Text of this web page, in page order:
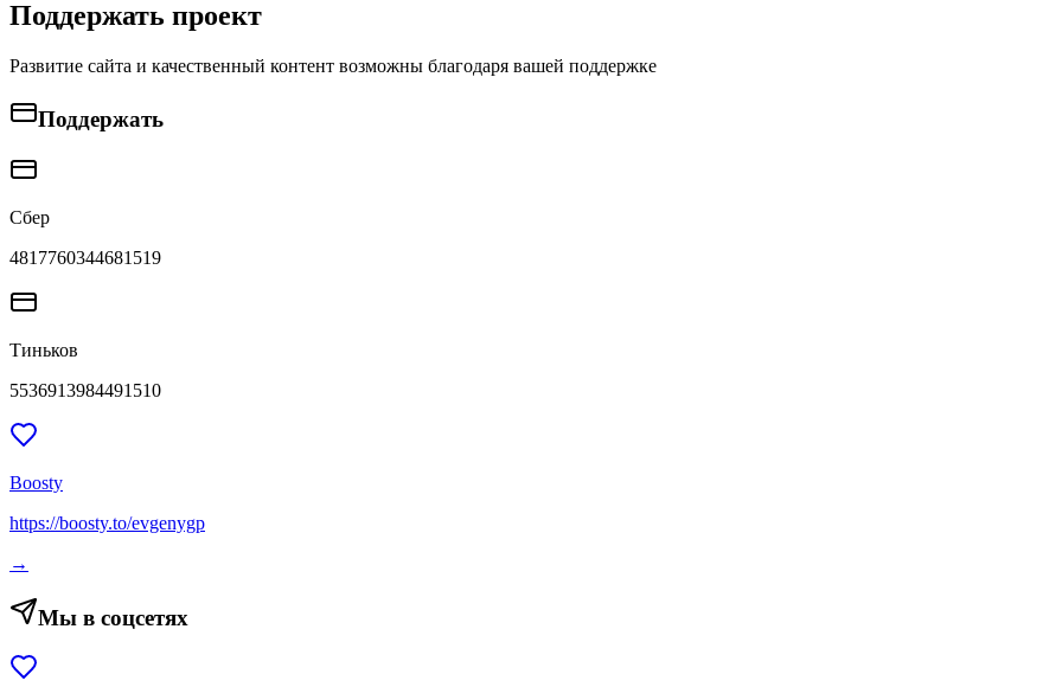
Поддержать проект
Развитие сайта и качественный контент возможны благодаря вашей поддержке
Поддержать
Сбер
4817760344681519
Тиньков
5536913984491510
Boosty
https://boosty.to/evgenygp
→
Мы в соцсетях